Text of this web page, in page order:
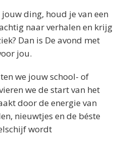
ding, houd je van een
naar verhalen en krijg
Dan is De avond met
jou.
we jouw school- of
we de start van het
door de energie van
nieuwtjes en de béste
wordt